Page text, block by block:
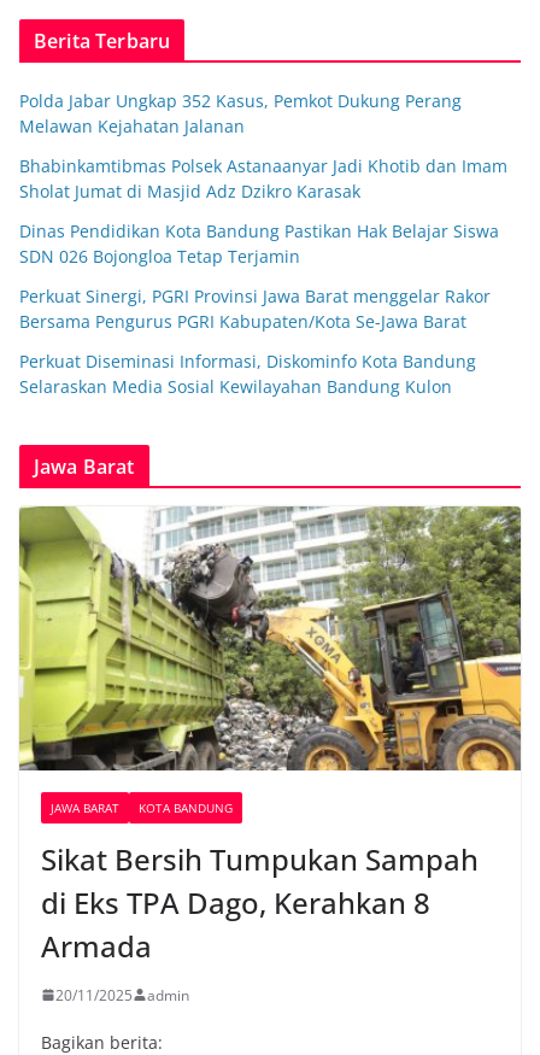
Berita Terbaru
Polda Jabar Ungkap 352 Kasus, Pemkot Dukung Perang
Melawan Kejahatan Jalanan
Bhabinkamtibmas Polsek Astanaanyar Jadi Khotib dan Imam
Sholat Jumat di Masjid Adz Dzikro Karasak
Dinas Pendidikan Kota Bandung Pastikan Hak Belajar Siswa
SDN 026 Bojongloa Tetap Terjamin
Perkuat Sinergi, PGRI Provinsi Jawa Barat menggelar Rakor
Bersama Pengurus PGRI Kabupaten/Kota Se-Jawa Barat
Perkuat Diseminasi Informasi, Diskominfo Kota Bandung
Selaraskan Media Sosial Kewilayahan Bandung Kulon
Jawa Barat
JAWA BARAT KOTA BANDUNG
Sikat Bersih Tumpukan Sampah
di Eks TPA Dago, Kerahkan 8
Armada
20/11/2025 admin
Bagikan berita: